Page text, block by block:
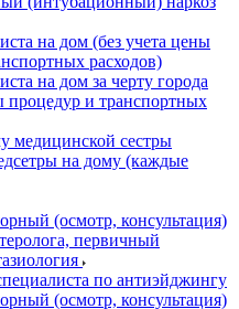
на дом (без учета цены
расходов)
на дом за черту города
процедур и транспортных
медицинской сестры
на дому (каждые
(осмотр, консультация)
первичный
по антиэйджингу
(осмотр, консультация)